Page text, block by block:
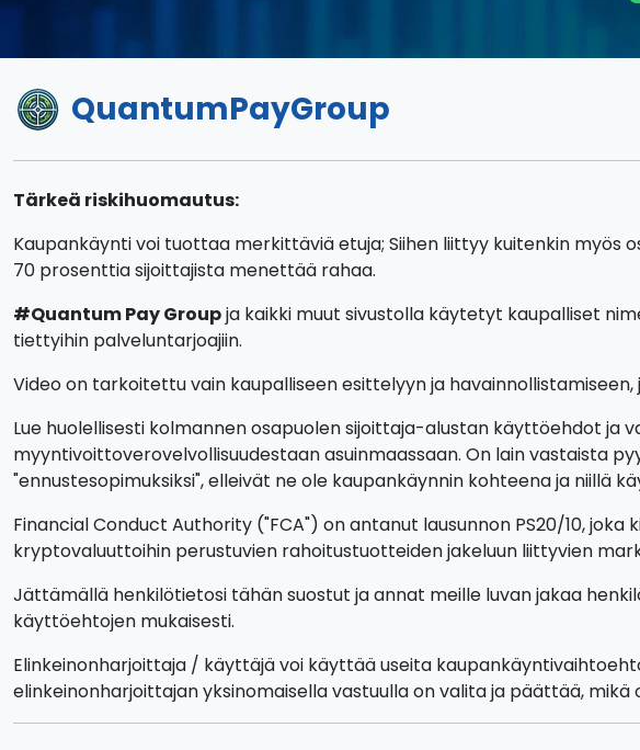
QuantumPayGroup
Tärkeä riskihuomautus:
Kaupankäynti voi tuottaa merkittäviä etuja; Siihen liittyy kuitenkin myös
70 prosenttia sijoittajista menettää rahaa.
#Quantum Pay Groupja kaikki muut sivustolla käytetyt kaupalliset
tiettyihin palveluntarjoajiin.
Video on tarkoitettu vain kaupalliseen esittelyyn ja
Lue huolellisesti kolmannen osapuolen sijoittaja-alustan käyttöehdot ja
myyntivoittoverovelvollisuudestaan asuinmaassaan. On lain vastaista
"ennustesopimuksiksi", elleivät ne ole kaupankäynnin kohteena ja niillä
Financial Conduct Authority ("FCA") on antanut lausunnon PS20/10,
kryptovaluuttoihin perustuvien rahoitustuotteiden jakeluun liittyvien
Jättämällä henkilötietosi tähän suostut ja annat meille luvan jakaa
käyttöehtojen mukaisesti.
Elinkeinonharjoittaja / käyttäjä voi käyttää useita
elinkeinonharjoittajan yksinomaisella vastuulla on valita ja päättää,